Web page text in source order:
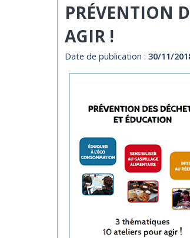
PRÉVENTION
AGIR !
Date de publication : 30/11/